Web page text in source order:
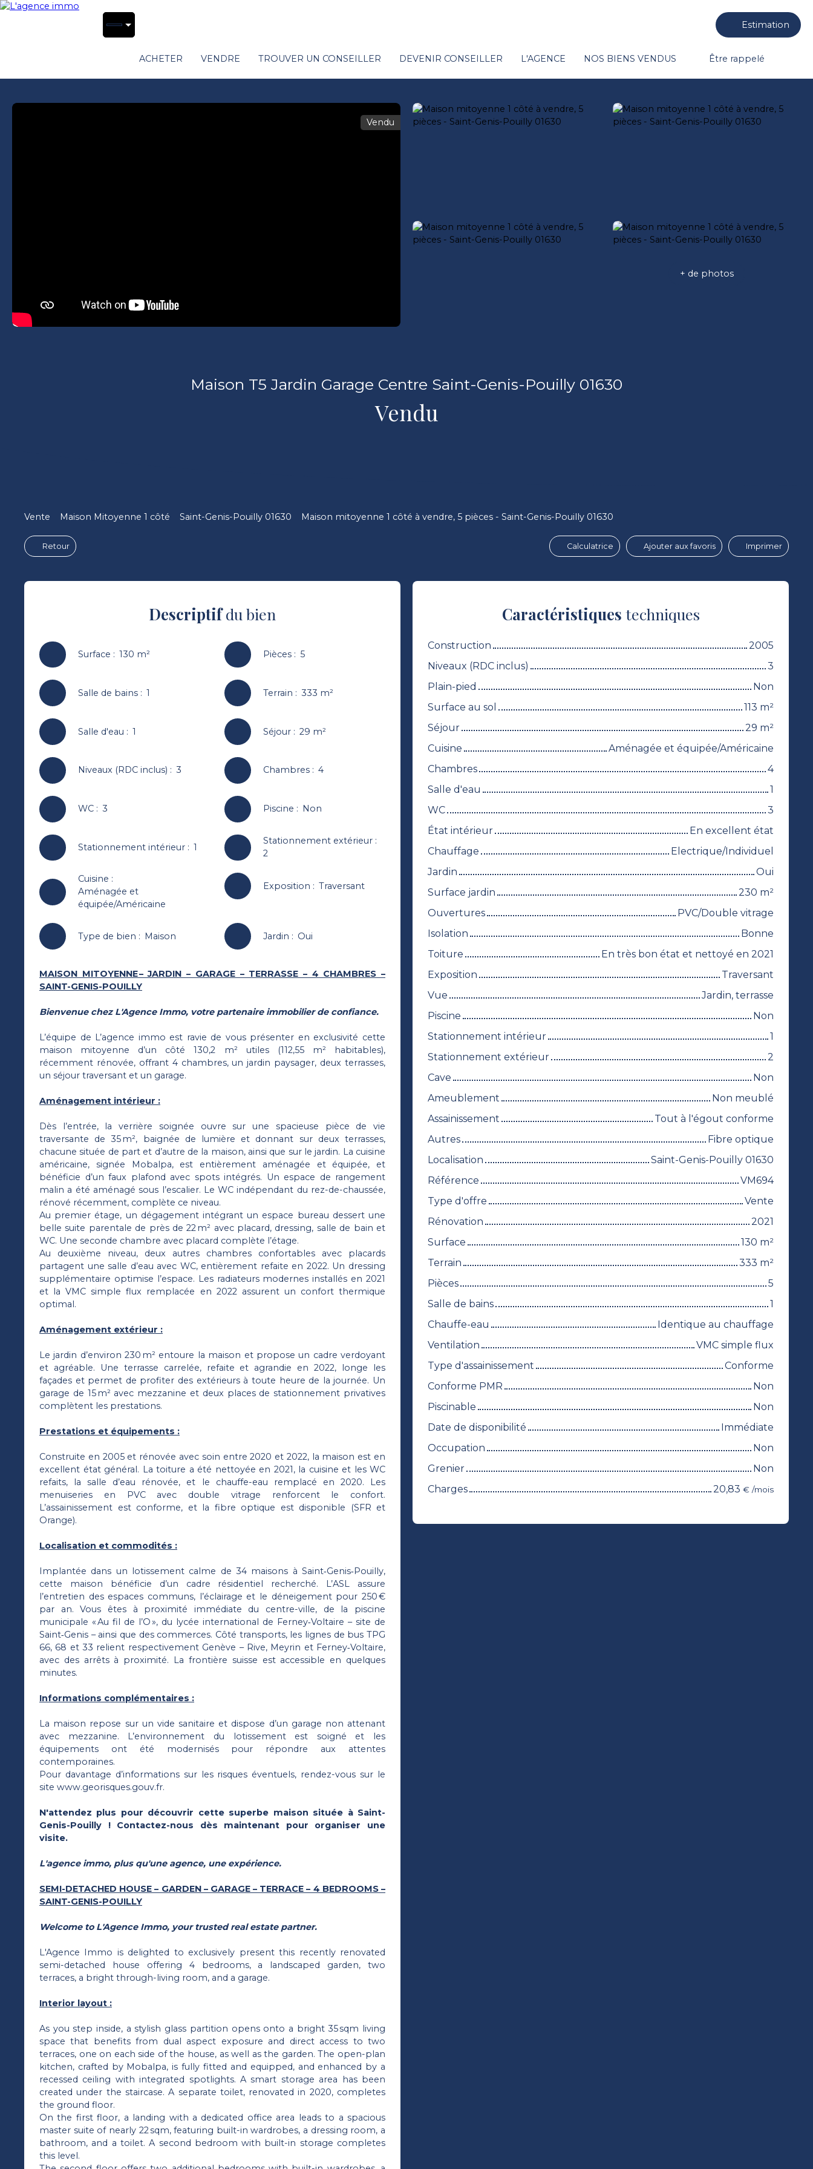
Estimation
ACHETER VENDRE TROUVER UN CONSEILLER DEVENIR CONSEILLER L'AGENCE NOS BIENS VENDUS Être rappelé
Vendu
+ de photos
Maison T5 Jardin Garage Centre Saint-Genis-Pouilly 01630
Vendu
Vente Maison Mitoyenne 1 côté Saint-Genis-Pouilly 01630 Maison mitoyenne 1 côté à vendre, 5 pièces - Saint-Genis-Pouilly 01630
Retour Calculatrice Ajouter aux favoris Imprimer
Descriptifdu bien
Surface : 130 m² Pièces: 5
Salle de bains: 1 Terrain : 333 m²
Salle d'eau : 1 Séjour: 29 m²
Niveaux (RDC inclus) : 3 Chambres: 4
WC: 3 Piscine : Non
Stationnement intérieur: 1
Stationnement extérieur:
2
Cuisine :
Aménagée et
équipée/Américaine
Exposition : Traversant
Type de bien : Maison Jardin : Oui
MAISON MITOYENNE – JARDIN – GARAGE – TERRASSE – 4 CHAMBRES –
SAINT-GENIS-POUILLY
Bienvenue chez L'Agence Immo, votre partenaire immobilier de confiance.
L’équipe de L’agence immo est ravie de vous présenter en exclusivité cette
maison mitoyenne d’un côté 130,2 m² utiles (112,55 m² habitables),
récemment rénovée, offrant 4 chambres, un jardin paysager, deux terrasses,
un séjour traversant et un garage.
Aménagement intérieur :
Dès l’entrée, la verrière soignée ouvre sur une spacieuse pièce de vie
traversante de 35 m², baignée de lumière et donnant sur deux terrasses,
chacune située de part et d’autre de la maison, ainsi que sur le jardin. La cuisine
américaine, signée Mobalpa, est entièrement aménagée et équipée, et
bénéficie d’un faux plafond avec spots intégrés. Un espace de rangement
malin a été aménagé sous l’escalier. Le WC indépendant du rez-de-chaussée,
rénové récemment, complète ce niveau.
Au premier étage, un dégagement intégrant un espace bureau dessert une
belle suite parentale de près de 22 m² avec placard, dressing, salle de bain et
WC. Une seconde chambre avec placard complète l’étage.
Au deuxième niveau, deux autres chambres confortables avec placards
partagent une salle d’eau avec WC, entièrement refaite en 2022. Un dressing
supplémentaire optimise l’espace. Les radiateurs modernes installés en 2021
et la VMC simple flux remplacée en 2022 assurent un confort thermique
optimal.
Aménagement extérieur :
Le jardin d’environ 230 m² entoure la maison et propose un cadre verdoyant
et agréable. Une terrasse carrelée, refaite et agrandie en 2022, longe les
façades et permet de profiter des extérieurs à toute heure de la journée. Un
garage de 15 m² avec mezzanine et deux places de stationnement privatives
complètent les prestations.
Prestations et équipements :
Construite en 2005 et rénovée avec soin entre 2020 et 2022, la maison est en
excellent état général. La toiture a été nettoyée en 2021, la cuisine et les WC
refaits, la salle d’eau rénovée, et le chauffe-eau remplacé en 2020. Les
menuiseries en PVC avec double vitrage renforcent le confort.
L’assainissement est conforme, et la fibre optique est disponible (SFR et
Orange).
Localisation et commodités :
Implantée dans un lotissement calme de 34 maisons à Saint‑Genis‑Pouilly,
cette maison bénéficie d’un cadre résidentiel recherché. L’ASL assure
l’entretien des espaces communs, l’éclairage et le déneigement pour 250 €
par an. Vous êtes à proximité immédiate du centre-ville, de la piscine
municipale « Au fil de l’O », du lycée international de Ferney‑Voltaire – site de
Saint‑Genis – ainsi que des commerces. Côté transports, les lignes de bus TPG
66, 68 et 33 relient respectivement Genève – Rive, Meyrin et Ferney‑Voltaire,
avec des arrêts à proximité. La frontière suisse est accessible en quelques
minutes.
Informations complémentaires :
La maison repose sur un vide sanitaire et dispose d’un garage non attenant
avec mezzanine. L’environnement du lotissement est soigné et les
équipements ont été modernisés pour répondre aux attentes
contemporaines.
Pour davantage d’informations sur les risques éventuels, rendez-vous sur le
site www.georisques.gouv.fr.
N'attendez plus pour découvrir cette superbe maison située à Saint-
Genis-Pouilly ! Contactez-nous dès maintenant pour organiser une
visite.
L'agence immo, plus qu'une agence, une expérience.
SEMI-DETACHED HOUSE – GARDEN – GARAGE – TERRACE – 4 BEDROOMS –
SAINT-GENIS-POUILLY
Welcome to L'Agence Immo, your trusted real estate partner.
L'Agence Immo is delighted to exclusively present this recently renovated
semi-detached house offering 4 bedrooms, a landscaped garden, two
terraces, a bright through-living room, and a garage.
Interior layout :
As you step inside, a stylish glass partition opens onto a bright 35 sqm living
space that benefits from dual aspect exposure and direct access to two
terraces, one on each side of the house, as well as the garden. The open-plan
kitchen, crafted by Mobalpa, is fully fitted and equipped, and enhanced by a
recessed ceiling with integrated spotlights. A smart storage area has been
created under the staircase. A separate toilet, renovated in 2020, completes
the ground floor.
On the first floor, a landing with a dedicated office area leads to a spacious
master suite of nearly 22 sqm, featuring built-in wardrobes, a dressing room, a
bathroom, and a toilet. A second bedroom with built-in storage completes
this level.
Caractéristiques techniques
Construction
2005
Niveaux (RDC inclus)
3
Plain-pied
Non
Surface au sol
113 m²
Séjour
29 m²
Cuisine
Aménagée et équipée/Américaine
Chambres
4
Salle d'eau
1
WC
3
État intérieur
En excellent état
Chauffage
Electrique/Individuel
Jardin
Oui
Surface jardin
230 m²
Ouvertures
PVC/Double vitrage
Isolation
Bonne
Toiture
En très bon état et nettoyé en 2021
Exposition
Traversant
Vue
Jardin, terrasse
Piscine
Non
Stationnement intérieur
1
Stationnement extérieur
2
Cave
Non
Ameublement
Non meublé
Assainissement
Tout à l'égout conforme
Autres
Fibre optique
Localisation
Saint-Genis-Pouilly 01630
Référence
VM694
Type d'offre
Vente
Rénovation
2021
Surface
130 m²
Terrain
333 m²
Pièces
5
Salle de bains
1
Chauffe-eau
Identique au chauffage
Ventilation
VMC simple flux
Type d'assainissement
Conforme
Conforme PMR
Non
Piscinable
Non
Date de disponibilité
Immédiate
Occupation
Non
Grenier
Non
Charges
20,83 € /mois